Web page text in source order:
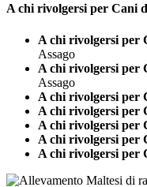
A chi rivolgersi per Cani
A chi rivolgersi per
Assago
A chi rivolgersi per
Assago
A chi rivolgersi per
A chi rivolgersi per
A chi rivolgersi per
A chi rivolgersi per
A chi rivolgersi per